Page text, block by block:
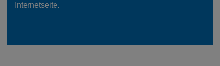
Internetseite.